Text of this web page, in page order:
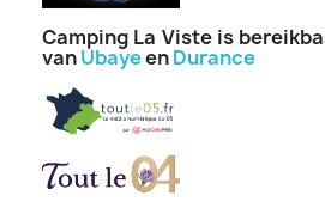
Camping La Viste is
vanUbayeenDurance